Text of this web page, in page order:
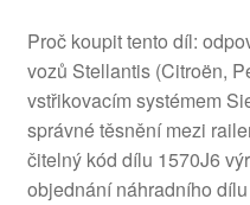
Proč koupit tento díl:
vozů Stellantis (Citroën,
vstřikovacím systémem
správné těsnění mezi
čitelný kód dílu 1570J6
objednání náhradního